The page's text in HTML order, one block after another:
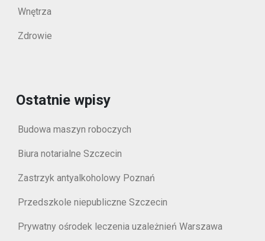
Wnętrza
Zdrowie
Ostatnie wpisy
Budowa maszyn roboczych
Biura notarialne Szczecin
Zastrzyk antyalkoholowy Poznań
Przedszkole niepubliczne Szczecin
Prywatny ośrodek leczenia uzależnień Warszawa